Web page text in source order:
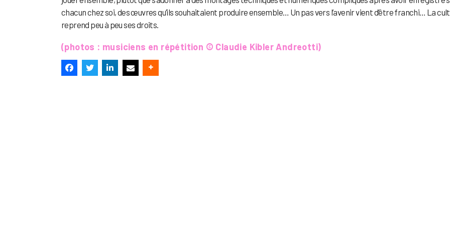
chacun chez soi, des œuvres qu’ils souhaitaient produire ensemble… Un pas vers l’avenir vient d’être franchi… La
reprend peu à peu ses droits.
(photos : musiciens en répétition © Claudie Kibler Andreotti)